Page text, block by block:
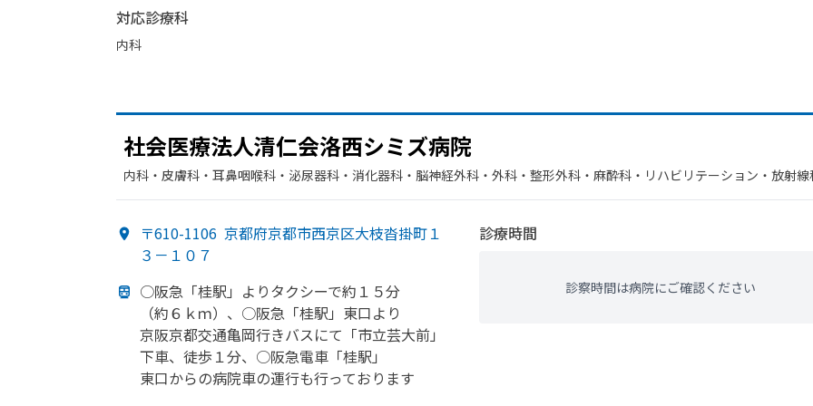
対応診療科
内科
社会医療法人清仁会洛西シミズ病院
内科・​皮膚科・​耳鼻咽喉科・​泌尿器科・​消化器科・​脳神経外科・​外科・​整形外科・​麻酔科・​リハビリテーション・​放射線
〒610-1106 京都府京都市西京区大枝沓掛町１
３－１０７
○阪急 「桂駅」よりタクシーで約１５分
（約６ｋｍ）、 ○阪急 「桂駅」 東口より
京阪京都交通亀岡行きバスにて 「市立芸大前」
下車、 徒歩１分、 ○阪急電車 「桂駅」
東口からの病院車の運行も行っております
診療時間
診察時間は病院にご確認ください